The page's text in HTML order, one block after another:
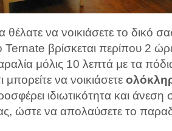
θέλατε να νοικιάσετε το δικό
Ternate βρίσκεται περίπου 2
μόλις 10 λεπτά με τα
μπορείτε να νοικιάσετε
ιδιωτικότητα και
ώστε να απολαύσετε το